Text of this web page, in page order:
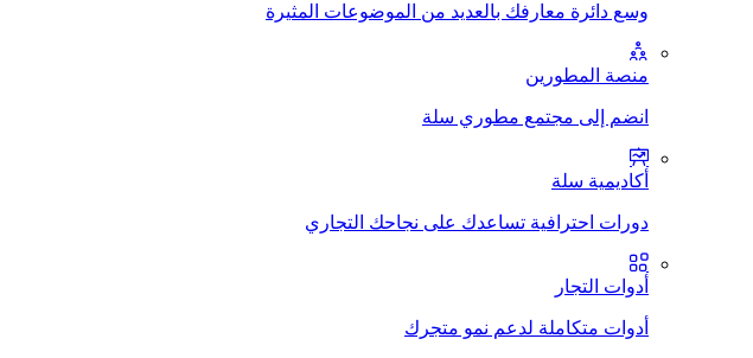
وسع دائرة معارفك بالعديد من الموضوعات المثيرة
منصة المطورين
انضم إلى مجتمع مطوري سلة
أكاديمية سلة
دورات احترافية تساعدك على نجاحك التجاري
أدوات التجار
أدوات متكاملة لدعم نمو متجرك